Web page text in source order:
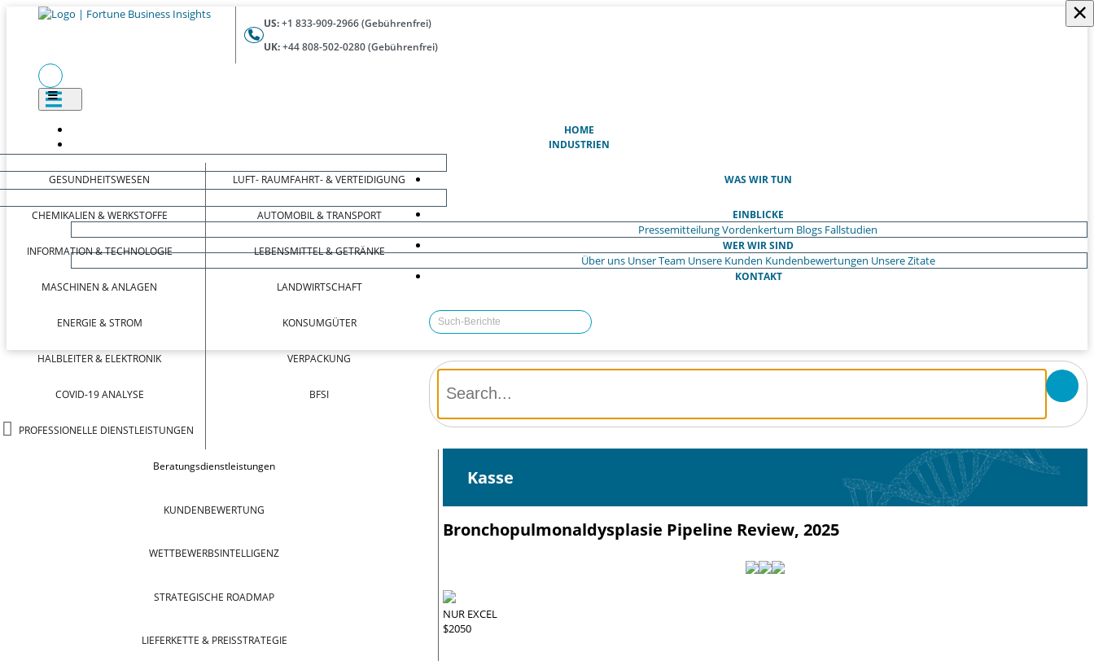
US:+1 833-909-2966 (Gebührenfrei)
UK:+44 808-502-0280 (Gebührenfrei)
HOME
INDUSTRIEN
GESUNDHEITSWESEN
CHEMIKALIEN & WERKSTOFFE
INFORMATION & TECHNOLOGIE
MASCHINEN & ANLAGEN
ENERGIE & STROM
HALBLEITER & ELEKTRONIK
COVID-19 ANALYSE
PROFESSIONELLE DIENSTLEISTUNGEN
LUFT- RAUMFAHRT- & VERTEIDIGUNG
AUTOMOBIL & TRANSPORT
LEBENSMITTEL & GETRÄNKE
LANDWIRTSCHAFT
KONSUMGÜTER
VERPACKUNG
BFSI
WAS WIR TUN
Beratungsdienstleistungen
KUNDENBEWERTUNG
WETTBEWERBSINTELLIGENZ
STRATEGISCHE ROADMAP
LIEFERKETTE & PREISSTRATEGIE
EINBLICKE
PressemitteilungVordenkertum Blogs Fallstudien
WER WIR SIND
Über uns Unser Team Unsere Kunden Kundenbewertungen Unsere Zitate
KONTAKT
×
Kasse
Bronchopulmonaldysplasie Pipeline Review, 2025
NUR EXCEL
$2050